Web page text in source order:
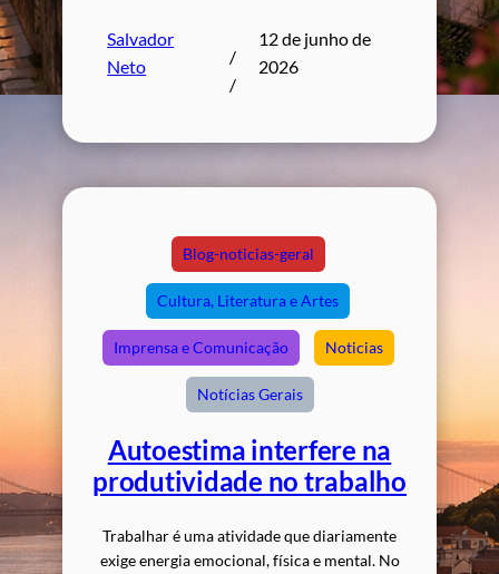
Salvador
Neto
/
/
12 de junho de
2026
Blog-noticias-geral
Cultura, Literatura e Artes
Imprensa e Comunicação Noticias
Notícias Gerais
Autoestima interfere na
produtividade no trabalho
Trabalhar é uma atividade que diariamente
exige energia emocional, física e mental. No